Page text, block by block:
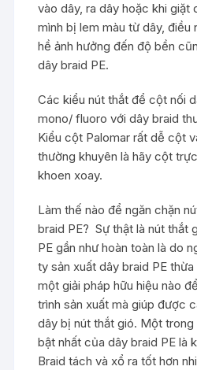
vào dây, ra dây hoặc khi giặt
mình bị lem màu từ dây, điều
hề ảnh hưởng đến độ bền
dây braid PE.
Các kiểu nút thắt để cột nối
mono/ fluoro với dây braid
Kiểu cột Palomar rất dễ cột
thường khuyên là hãy cột
khoen xoay.
Làm thế nào để ngăn chặn
braid PE? Sự thật là nút thắt
PE gần như hoàn toàn là do
ty sản xuất dây braid PE
một giải pháp hữu hiệu nào
trình sản xuất mà giúp được
dây bị nút thắt gió. Một
bật nhất của dây braid PE là
Braid tách và xổ ra tốt hơn